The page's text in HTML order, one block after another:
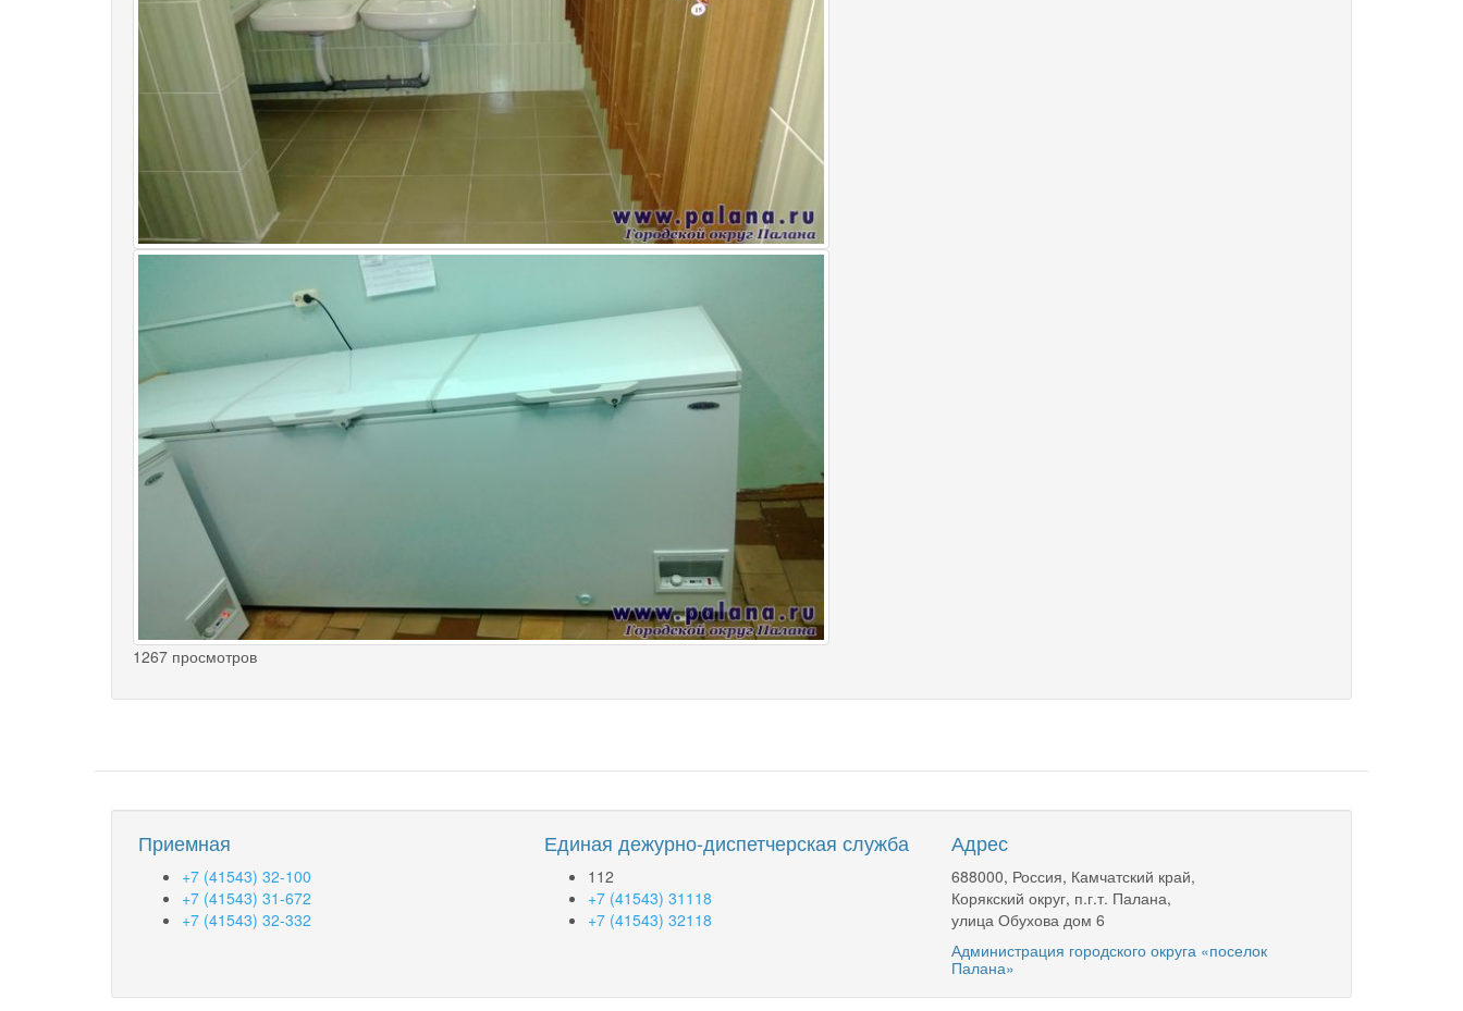
1267 просмотров
Приемная
+7 (41543) 32-100
+7 (41543) 31-672
+7 (41543) 32-332
Единая дежурно-диспетчерская служба
112
+7 (41543) 31118
+7 (41543) 32118
Адрес
688000, Россия, Камчатский край,
Корякский округ, п.г.т. Палана,
улица Обухова дом 6
Администрация городского округа «поселок
Палана»